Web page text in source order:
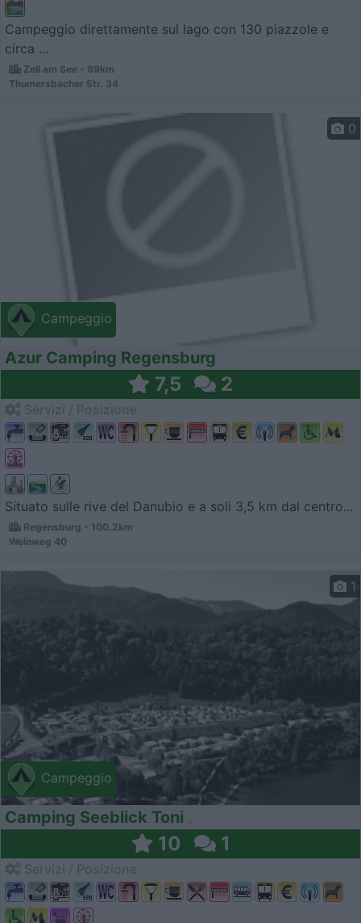
Campeggio direttamente sul lago con 130 piazzole e
circa ...
Zell am See - 99km
Thumersbacher Str. 34
Campeggio
0
Azur Camping Regensburg
7,5 2
Situato sulle rive del Danubio e a soli 3,5 km dal centro...
Regensburg - 100.2km
Weinweg 40
Campeggio
1
Camping Seeblick Toni
10 1